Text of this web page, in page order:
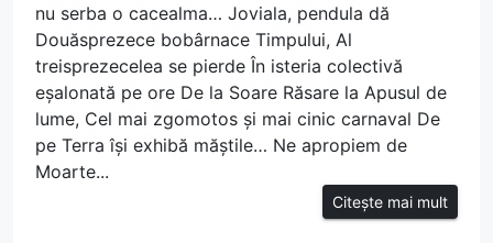
nu serba o cacealma… Joviala, pendula dă
Douăsprezece bobârnace Timpului, Al
treisprezecelea se pierde În isteria colectivă
eșalonată pe ore De la Soare Răsare la Apusul de
lume, Cel mai zgomotos și mai cinic carnaval De
pe Terra își exhibă măștile… Ne apropiem de
Moarte...
Citește mai mult